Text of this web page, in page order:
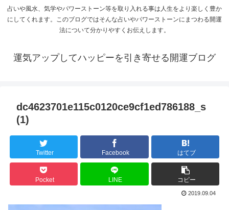
占いや風水、気学やパワーストーン等を取り入れる事は人生をより楽しく豊か
にしてくれます。このブログではそんな占いやパワーストーンにまつわる開運
法について分かりやすくお伝えします。
運気アップしてハッピーを引き寄せる開運ブログ
dc4623701e115c0120ce9cf1ed786188_s
(1)
Twitter Facebook はてブ
Pocket LINE コピー
2019.09.04